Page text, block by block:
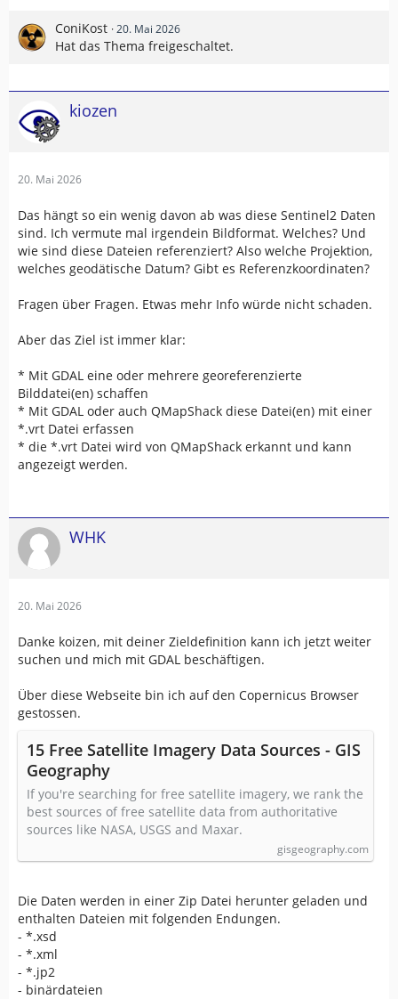
ConiKost 20. Mai 2026
Hat das Thema freigeschaltet.
kiozen
20. Mai 2026
Das hängt so ein wenig davon ab was diese Sentinel2 Daten
sind. Ich vermute mal irgendein Bildformat. Welches? Und
wie sind diese Dateien referenziert? Also welche Projektion,
welches geodätische Datum? Gibt es Referenzkoordinaten?
Fragen über Fragen. Etwas mehr Info würde nicht schaden.
Aber das Ziel ist immer klar:
* Mit GDAL eine oder mehrere georeferenzierte
Bilddatei(en) schaffen
* Mit GDAL oder auch QMapShack diese Datei(en) mit einer
*.vrt Datei erfassen
* die *.vrt Datei wird von QMapShack erkannt und kann
angezeigt werden.
WHK
20. Mai 2026
Danke koizen, mit deiner Zieldefinition kann ich jetzt weiter
suchen und mich mit GDAL beschäftigen.
Über diese Webseite bin ich auf den Copernicus Browser
gestossen.
15 Free Satellite Imagery Data Sources - GIS
Geography
If you're searching for free satellite imagery, we rank the
best sources of free satellite data from authoritative
sources like NASA, USGS and Maxar.
gisgeography.com
Die Daten werden in einer Zip Datei herunter geladen und
enthalten Dateien mit folgenden Endungen.
- *.xsd
- *.xml
- *.jp2
- binärdateien